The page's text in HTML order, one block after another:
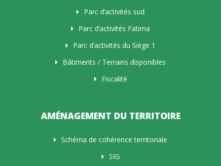
Parc d’activités sud
Parc d’activités Fatima
Parc d’activités du Siège 1
Bâtiments / Terrains disponibles
Fiscalité
AMÉNAGEMENT DU TERRITOIRE
Schéma de cohérence territoriale
SIG